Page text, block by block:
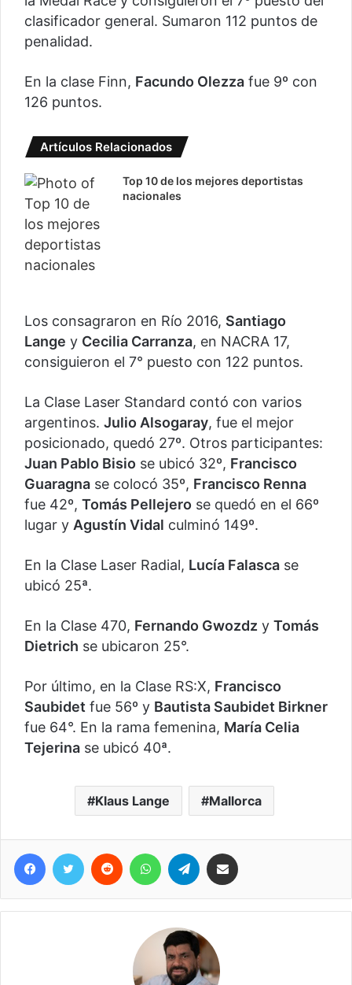
clasificador general. Sumaron 112 puntos de
penalidad.
En la clase Finn, Facundo Olezza fue 9º con
126 puntos.
Artículos Relacionados
Top 10 de los mejores deportistas
nacionales
Los consagraron en Río 2016, Santiago
Lange y Cecilia Carranza, en NACRA 17,
consiguieron el 7° puesto con 122 puntos.
La Clase Laser Standard contó con varios
argentinos. Julio Alsogaray, fue el mejor
posicionado, quedó 27º. Otros participantes:
Juan Pablo Bisio se ubicó 32º, Francisco
Guaragna se colocó 35º, Francisco Renna
fue 42º, Tomás Pellejero se quedó en el 66º
lugar y Agustín Vidal culminó 149º.
En la Clase Laser Radial, Lucía Falasca se
ubicó 25ª.
En la Clase 470, Fernando Gwozdz y Tomás
Dietrich se ubicaron 25°.
Por último, en la Clase RS:X, Francisco
Saubidet fue 56º y Bautista Saubidet Birkner
fue 64°. En la rama femenina, María Celia
Tejerina se ubicó 40ª.
Klaus Lange Mallorca
Telegram